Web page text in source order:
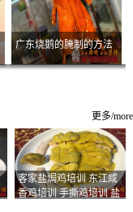
广东烧鹅的腌制的方法
更多/more
客家盐焗鸡培训 东江咸
香鸡培训 手撕鸡培训 盐